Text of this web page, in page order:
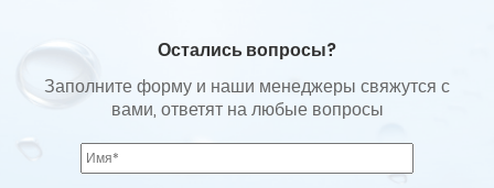
Остались вопросы?
Заполните форму и наши менеджеры свяжутся с
вами, ответят на любые вопросы